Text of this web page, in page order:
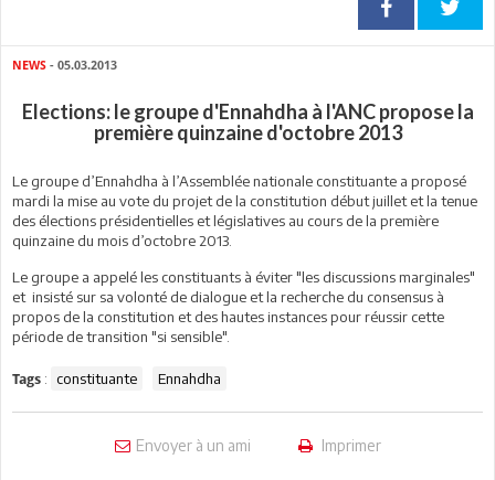
NEWS - 05.03.2013
Elections: le groupe d'Ennahdha à l'ANC propose la
première quinzaine d'octobre 2013
Le groupe d’Ennahdha à l’Assemblée nationale constituante a proposé
mardi la mise au vote du projet de la constitution début juillet et la tenue
des élections présidentielles et législatives au cours de la première
quinzaine du mois d’octobre 2013.
Le groupe a appelé les constituants à éviter "les discussions marginales"
et insisté sur sa volonté de dialogue et la recherche du consensus à
propos de la constitution et des hautes instances pour réussir cette
période de transition "si sensible".
Tags : constituante Ennahdha
Envoyer à un ami Imprimer